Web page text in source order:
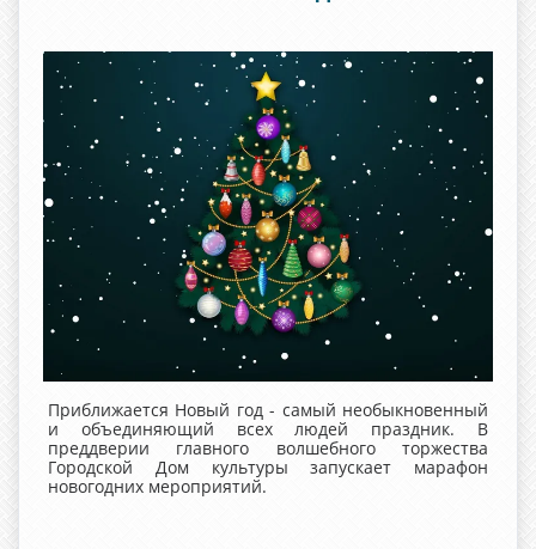
Приближается Новый год - самый необыкновенный
и объединяющий всех людей праздник. В
преддверии главного волшебного торжества
Городской Дом культуры запускает марафон
новогодних мероприятий.